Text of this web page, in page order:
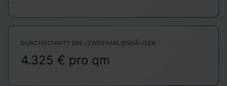
DURCHSCHNITT EIN-/ZWEIFAMILIENHÄUSER
4.325 € pro qm